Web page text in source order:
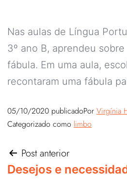
Nas aulas de Língua
3º ano B, aprendeu
fábula. Em uma aula,
recontaram uma fábula
05/10/2020 publicadoPor Virgínia
Categorizado como limbo
Post anterior
Desejos e